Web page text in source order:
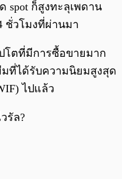
spot ก็สูงทะลุเพดาน
ชั่วโมงที่ผ่านมา
โตที่มีการซื้อขายมาก
มที่ได้รับความนิยมสูงสุด
ไปแล้ว
รัล?